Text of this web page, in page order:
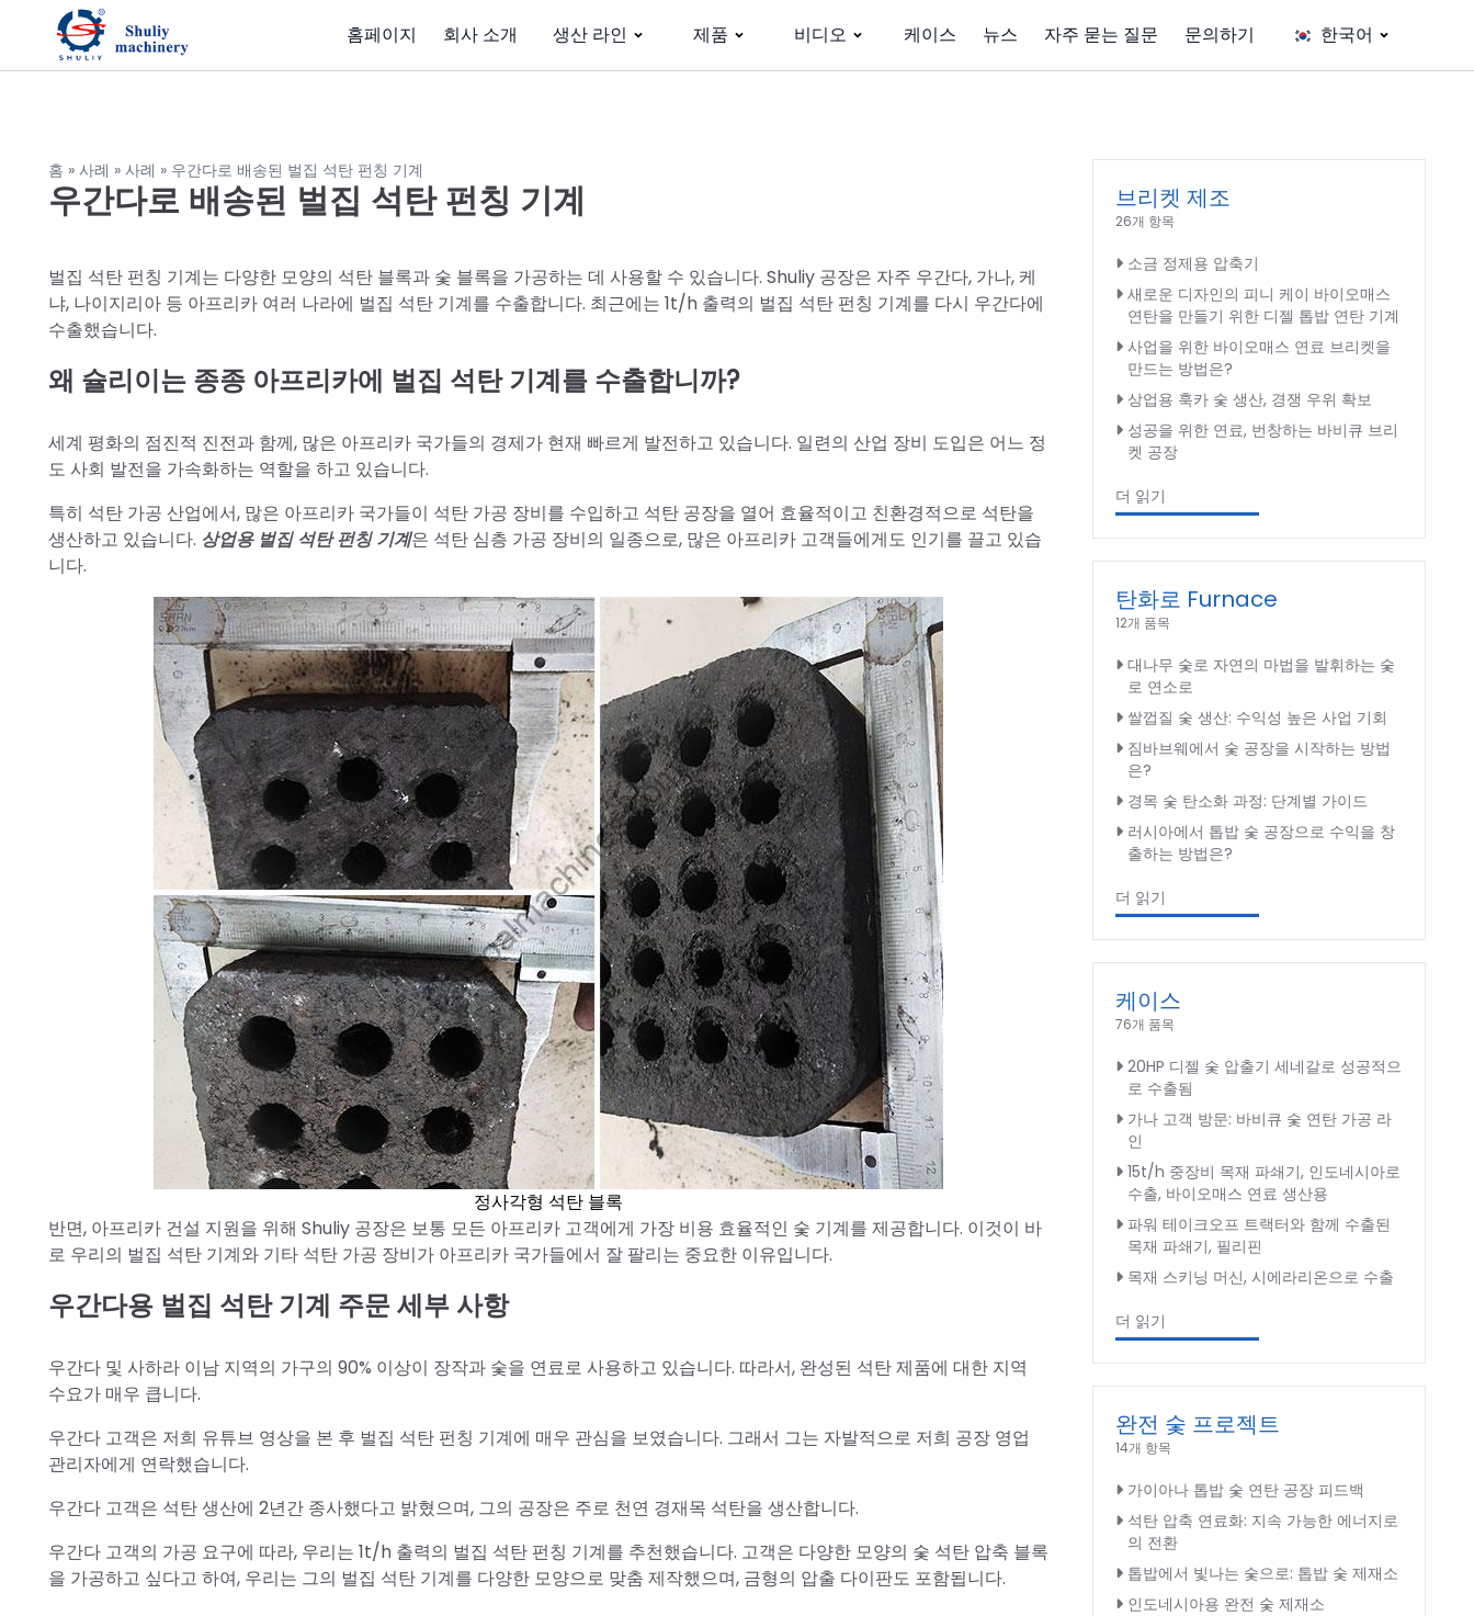
홈페이지 회사 소개 생산 라인 제품 비디오 케이스 뉴스 자주 묻는 질문 문의하기 한국어
홈 » 사례 » 사례 » 우간다로 배송된 벌집 석탄 펀칭 기계
우간다로 배송된 벌집 석탄 펀칭 기계
벌집 석탄 펀칭 기계는 다양한 모양의 석탄 블록과 숯 블록을 가공하는 데 사용할 수 있습니다. Shuliy 공장은 자주 우간다, 가나, 케
냐, 나이지리아 등 아프리카 여러 나라에 벌집 석탄 기계를 수출합니다. 최근에는 1t/h 출력의 벌집 석탄 펀칭 기계를 다시 우간다에
수출했습니다.
왜 슐리이는 종종 아프리카에 벌집 석탄 기계를 수출합니까?
세계 평화의 점진적 진전과 함께, 많은 아프리카 국가들의 경제가 현재 빠르게 발전하고 있습니다. 일련의 산업 장비 도입은 어느 정
도 사회 발전을 가속화하는 역할을 하고 있습니다.
특히 석탄 가공 산업에서, 많은 아프리카 국가들이 석탄 가공 장비를 수입하고 석탄 공장을 열어 효율적이고 친환경적으로 석탄을
생산하고 있습니다. 상업용 벌집 석탄 펀칭 기계은 석탄 심층 가공 장비의 일종으로, 많은 아프리카 고객들에게도 인기를 끌고 있습
니다.
정사각형 석탄 블록
반면, 아프리카 건설 지원을 위해 Shuliy 공장은 보통 모든 아프리카 고객에게 가장 비용 효율적인 숯 기계를 제공합니다. 이것이 바
로 우리의 벌집 석탄 기계와 기타 석탄 가공 장비가 아프리카 국가들에서 잘 팔리는 중요한 이유입니다.
우간다용 벌집 석탄 기계 주문 세부 사항
우간다 및 사하라 이남 지역의 가구의 90% 이상이 장작과 숯을 연료로 사용하고 있습니다. 따라서, 완성된 석탄 제품에 대한 지역
수요가 매우 큽니다.
우간다 고객은 저희 유튜브 영상을 본 후 벌집 석탄 펀칭 기계에 매우 관심을 보였습니다. 그래서 그는 자발적으로 저희 공장 영업
관리자에게 연락했습니다.
우간다 고객은 석탄 생산에 2년간 종사했다고 밝혔으며, 그의 공장은 주로 천연 경재목 석탄을 생산합니다.
우간다 고객의 가공 요구에 따라, 우리는 1t/h 출력의 벌집 석탄 펀칭 기계를 추천했습니다. 고객은 다양한 모양의 숯 석탄 압축 블록
을 가공하고 싶다고 하여, 우리는 그의 벌집 석탄 기계를 다양한 모양으로 맞춤 제작했으며, 금형의 압출 다이판도 포함됩니다.
브리켓 제조
26개 항목
소금 정제용 압축기
새로운 디자인의 피니 케이 바이오매스
연탄을 만들기 위한 디젤 톱밥 연탄 기계
사업을 위한 바이오매스 연료 브리켓을
만드는 방법은?
상업용 훅카 숯 생산, 경쟁 우위 확보
성공을 위한 연료, 번창하는 바비큐 브리
켓 공장
더 읽기
탄화로 Furnace
12개 품목
대나무 숯로 자연의 마법을 발휘하는 숯
로 연소로
쌀껍질 숯 생산: 수익성 높은 사업 기회
짐바브웨에서 숯 공장을 시작하는 방법
은?
경목 숯 탄소화 과정: 단계별 가이드
러시아에서 톱밥 숯 공장으로 수익을 창
출하는 방법은?
더 읽기
케이스
76개 품목
20HP 디젤 숯 압출기 세네갈로 성공적으
로 수출됨
가나 고객 방문: 바비큐 숯 연탄 가공 라
인
15t/h 중장비 목재 파쇄기, 인도네시아로
수출, 바이오매스 연료 생산용
파워 테이크오프 트랙터와 함께 수출된
목재 파쇄기, 필리핀
목재 스키닝 머신, 시에라리온으로 수출
더 읽기
완전 숯 프로젝트
14개 항목
가이아나 톱밥 숯 연탄 공장 피드백
석탄 압축 연료화: 지속 가능한 에너지로
의 전환
톱밥에서 빛나는 숯으로: 톱밥 숯 제재소
인도네시아용 완전 숯 제재소